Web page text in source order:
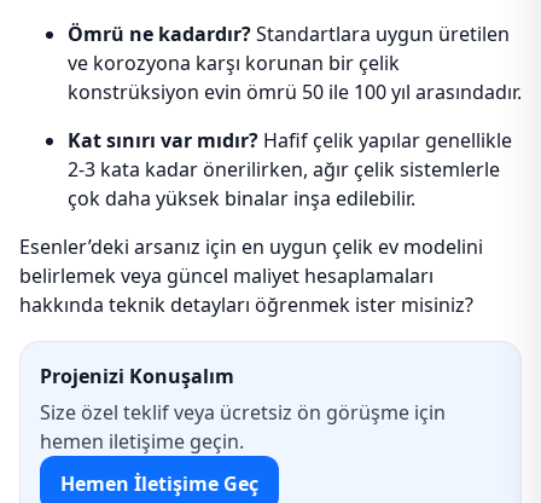
Ömrü ne kadardır?Standartlara uygun üretilen
ve korozyona karşı korunan bir çelik
konstrüksiyon evin ömrü 50 ile 100 yıl arasındadır.
Kat sınırı var mıdır? Hafif çelik yapılar genellikle
2-3 kata kadar önerilirken, ağır çelik sistemlerle
çok daha yüksek binalar inşa edilebilir.
Esenler’deki arsanız için en uygun çelik ev modelini
belirlemek veya güncel maliyet hesaplamaları
hakkında teknik detayları öğrenmek ister misiniz?
Projenizi Konuşalım
Size özel teklif veya ücretsiz ön görüşme için
hemen iletişime geçin.
Hemen İletişime Geç